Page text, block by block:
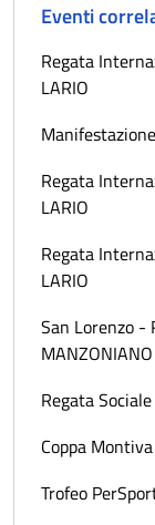
Eventi
Regata
LARIO
Regata
LARIO
Regata
LARIO
San Lorenzo -
Regata
Coppa
Trofeo